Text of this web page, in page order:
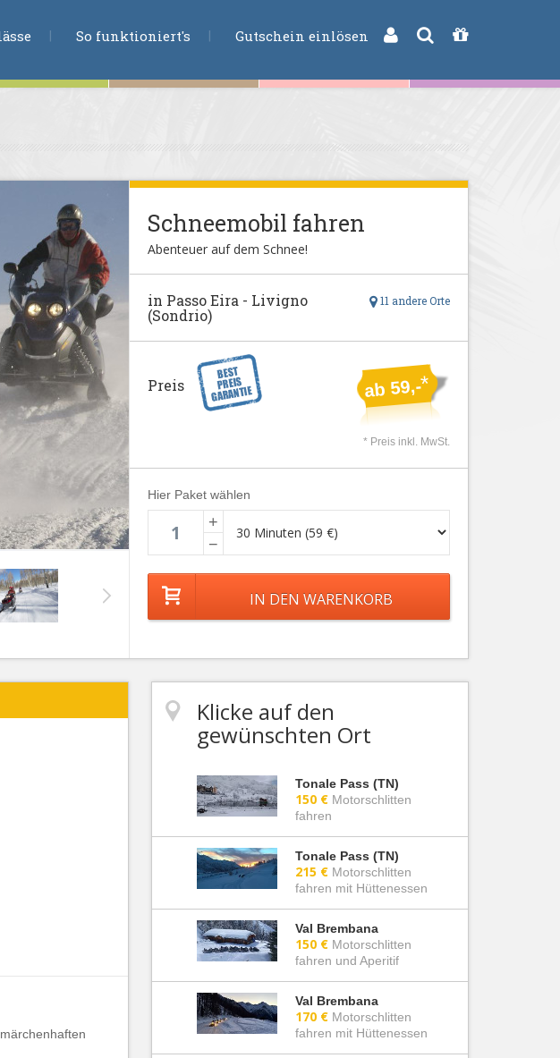
So funktioniert's Gutschein einlösen
Schneemobil fahren
Abenteuer auf dem Schnee!
11 andere Orte
in Passo Eira - Livigno
(Sondrio)
ab 59,-*
Preis
* Preis inkl. MwSt.
Hier Paket wählen
+
−
Klicke auf den
gewünschten Ort
Tonale Pass (TN)
150 € Motorschlitten
fahren
Tonale Pass (TN)
215 € Motorschlitten
fahren mit Hüttenessen
Val Brembana
150 € Motorschlitten
fahren und Aperitif
Val Brembana
170 € Motorschlitten
fahren mit Hüttenessen